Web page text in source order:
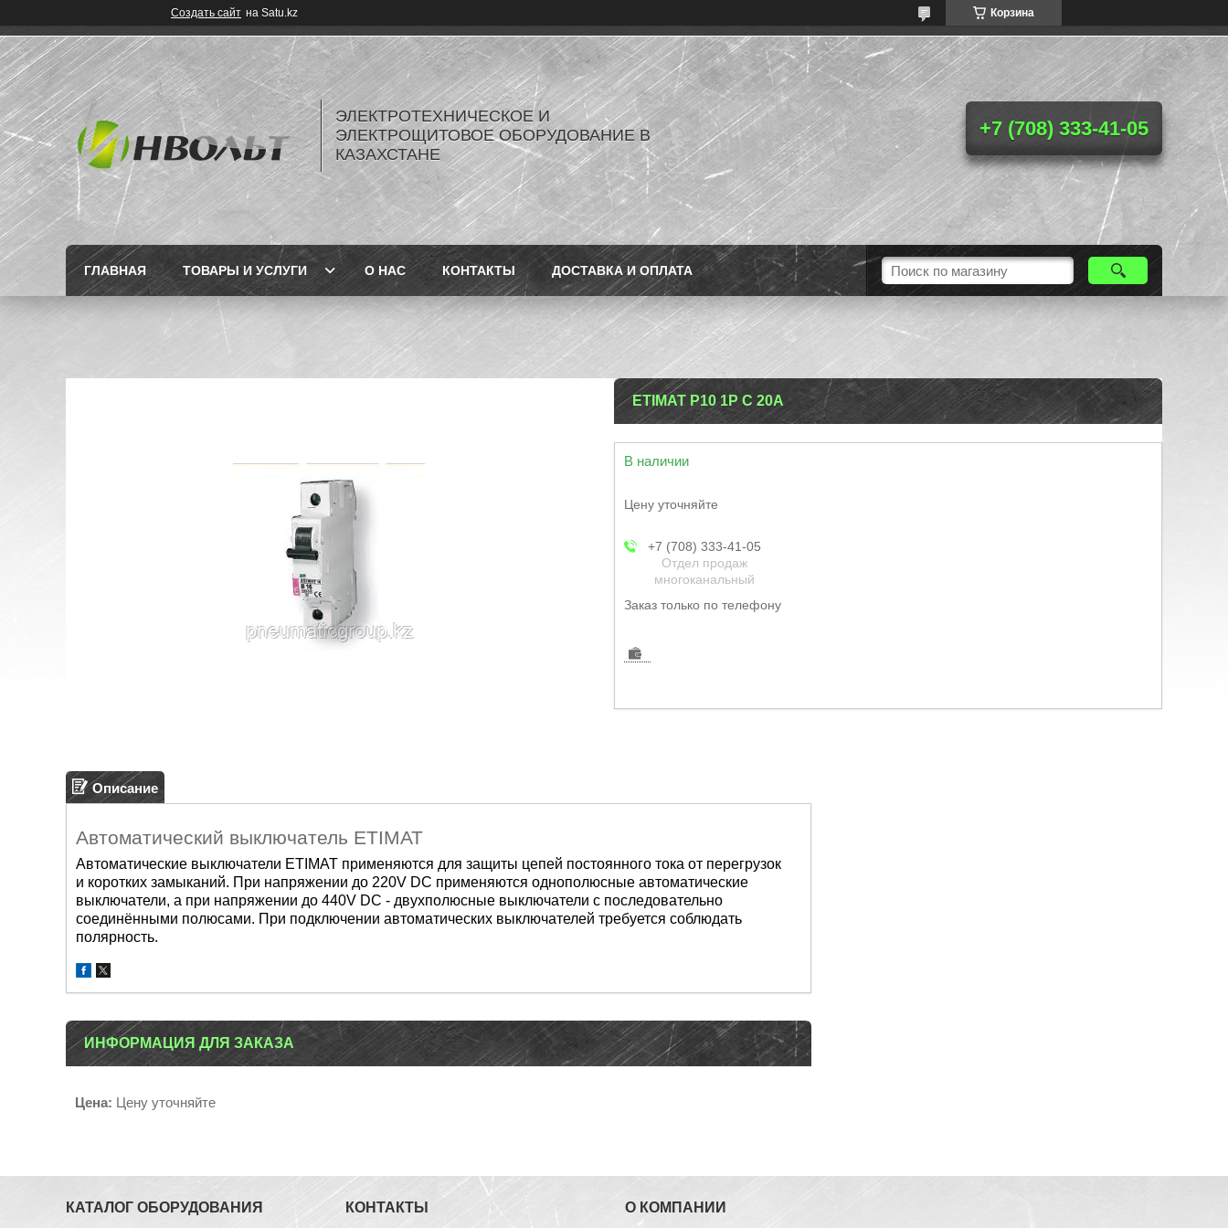
Создать сайт на Satu.kz Корзина
ЭЛЕКТРОТЕХНИЧЕСКОЕ И
ЭЛЕКТРОЩИТОВОЕ ОБОРУДОВАНИЕ В
КАЗАХСТАНЕ
+7 (708) 333-41-05
ГЛАВНАЯ ТОВАРЫ И УСЛУГИ О НАС КОНТАКТЫ ДОСТАВКА И ОПЛАТА
ETIMAT P10 1P C 20A
В наличии
Цену уточняйте
+7 (708) 333-41-05
Отдел продаж
многоканальный
Заказ только по телефону
Описание
Автоматический выключатель ETIMAT
Автоматические выключатели ETIMAT применяются для защиты цепей постоянного тока от перегрузок
и коротких замыканий. При напряжении до 220V DC применяются однополюсные автоматические
выключатели, а при напряжении до 440V DC - двухполюсные выключатели с последовательно
соединёнными полюсами. При подключении автоматических выключателей требуется соблюдать
полярность.
ИНФОРМАЦИЯ ДЛЯ ЗАКАЗА
Цена: Цену уточняйте
КАТАЛОГ ОБОРУДОВАНИЯ КОНТАКТЫ О КОМПАНИИ